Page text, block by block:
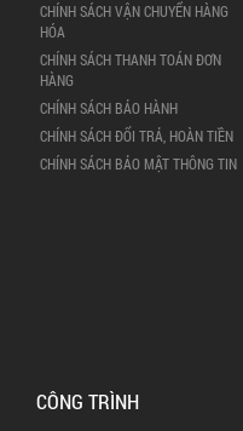
CHÍNH SÁCH VẬN CHUYỂN HÀNG
HÓA
CHÍNH SÁCH THANH TOÁN ĐƠN
HÀNG
CHÍNH SÁCH BẢO HÀNH
CHÍNH SÁCH ĐỔI TRẢ, HOÀN TIỀN
CHÍNH SÁCH BẢO MẬT THÔNG TIN
CÔNG TRÌNH